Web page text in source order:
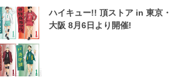
ハイキュー!! 頂ストア in 東京・
大阪 8月6日より開催!